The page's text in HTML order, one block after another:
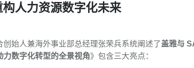
人力资源数字化未来
始人兼海外事业部总经理张荣兵系统阐述了盖雅与
力数字化转型的全景视角》包含三大亮点：